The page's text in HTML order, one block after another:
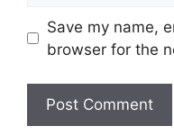
Assosiate
EPF Protege
Untuk memohon
Disini)
Save my name,
browser for the